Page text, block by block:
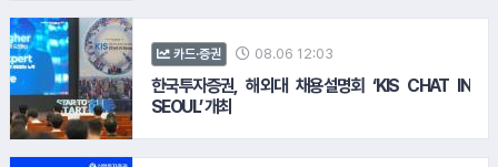
카드·증권 08.06 12:03
한국투자증권, 해외대 채용설명회 ‘KIS CHAT IN
SEOUL’ 개최